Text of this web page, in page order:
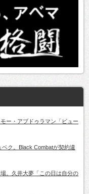
ー・アブドゥラマン「ビュー
ベク。Black Combatが契約違
。久井大夢「この日は自分の